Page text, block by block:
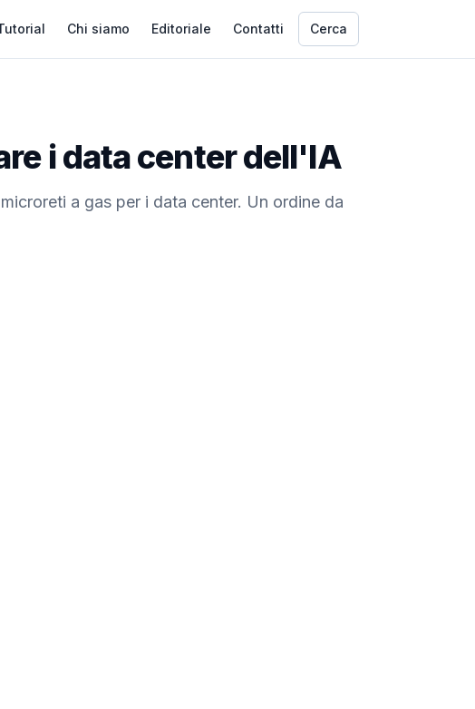
Chi siamo Editoriale Contatti Cerca
i data center dell'IA
a gas per i data center. Un ordine da